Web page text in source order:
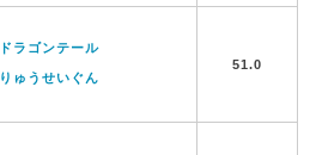
ドラゴンテール
りゅうせいぐん
51.0